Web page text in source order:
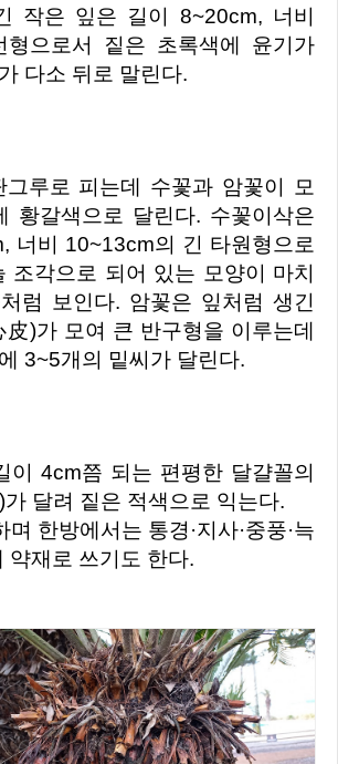
작은 잎은 길이 8~20cm, 너비
형으로서 짙은 초록색에 윤기가
다소 뒤로 말린다.
루로 피는데 수꽃과 암꽃이 모
황갈색으로 달린다. 수꽃이삭은
너비 10~13cm의 긴 타원형으로
조각으로 되어 있는 모양이 마치
럼 보인다. 암꽃은 잎처럼 생긴
皮)가 모여 큰 반구형을 이루는데
3~5개의 밑씨가 달린다.
이 4cm쯤 되는 편평한 달걀꼴의
달려 짙은 적색으로 익는다.
한방에서는 통경·지사·중풍·늑
약재로 쓰기도 한다.